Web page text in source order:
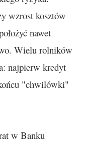
wzrost kosztów
nawet
Wielu rolników
najpierw kredyt
"chwilówki"
w Banku